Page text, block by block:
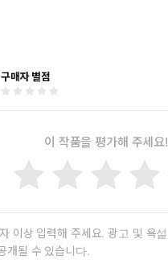
구매자 별점
이 작품을 평가해 주세요!